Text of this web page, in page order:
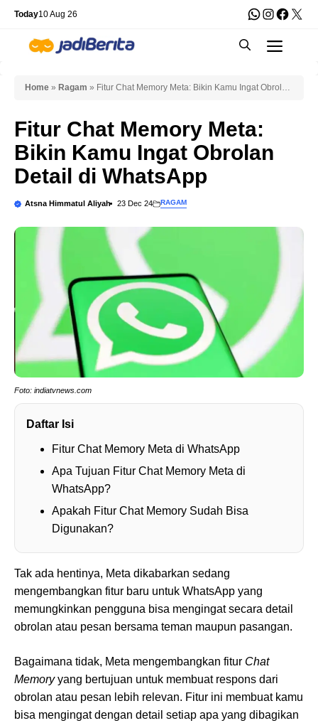
Skip
content
Today10 Aug 26 WhatsApp
X
Home » Ragam » Fitur Chat Memory Meta: Bikin Kamu Ingat Obrolan
Fitur Chat Memory Meta:
Bikin Kamu Ingat Obrolan
Detail di WhatsApp
Atsna Himmatul Aliyah 23 Dec 24 RAGAM
Foto: indiatvnews.com
Daftar Isi
Fitur Chat Memory Meta di WhatsApp
Apa Tujuan Fitur Chat Memory Meta di
WhatsApp?
Apakah Fitur Chat Memory Sudah Bisa
Digunakan?
Tak ada hentinya, Meta dikabarkan sedang
mengembangkan fitur baru untuk WhatsApp yang
memungkinkan pengguna bisa mengingat secara detail
obrolan atau pesan bersama teman maupun pasangan.
Bagaimana tidak, Meta mengembangkan fitur Chat
Memoryyang bertujuan untuk membuat respons dari
obrolan atau pesan lebih relevan. Fitur ini membuat kamu
bisa mengingat dengan detail setiap apa yang dibagikan